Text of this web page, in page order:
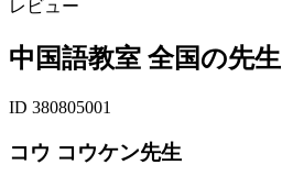
レビュー
中国語教室 全国の先生
ID 380805001
コウ コウケン先生